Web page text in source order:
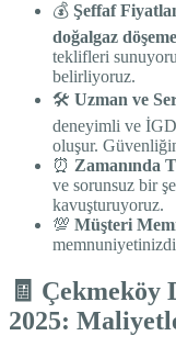
💰 Şeffaf
doğalgaz
teklifleri
belirliyoruz.
🛠️ Uzman ve
deneyimli ve
oluşur.
⏰ Zamanında
ve sorunsuz bir
kavuşturuyoruz.
💯 Müşteri
🧾 Çekmeköy
2025: